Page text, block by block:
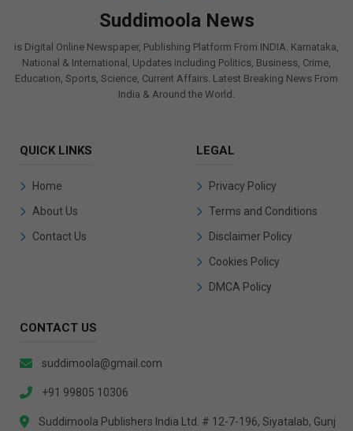
Suddimoola News
is Digital Online Newspaper, Publishing Platform From INDIA. Karnataka,
National & International, Updates including Politics, Business, Crime,
Education, Sports, Science, Current Affairs. Latest Breaking News From
India & Around the World.
QUICK LINKS
Home
About Us
Contact Us
LEGAL
Privacy Policy
Terms and Conditions
Disclaimer Policy
Cookies Policy
DMCA Policy
CONTACT US
suddimoola@gmail.com
+91 99805 10306
Suddimoola Publishers India Ltd. # 12-7-196, Siyatalab, Gunj